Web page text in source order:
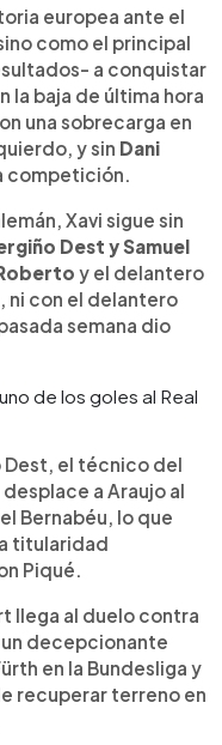
europea ante el
como el principal
a conquistar
la baja de última hora
una sobrecarga en
y sin Dani
competición.
Xavi sigue sin
Dest y Samuel
y el delantero
ni con el delantero
semana dio
de los goles al Real
Dest, el técnico del
a Araujo al
Bernabéu, lo que
titularidad
Piqué.
llega al duelo contra
decepcionante
en la Bundesliga y
recuperar terreno en